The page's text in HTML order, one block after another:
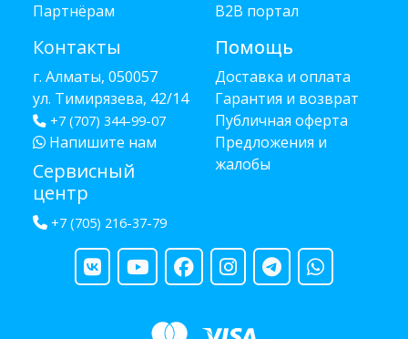
Партнёрам
Контакты
г. Алматы, 050057
ул. Тимирязева, 42/14
+7 (707) 344-99-07
Напишите нам
Сервисный
центр
+7 (705) 216-37-79
B2B портал
Помощь
Доставка и оплата
Гарантия и возврат
Публичная оферта
Предложения и
жалобы